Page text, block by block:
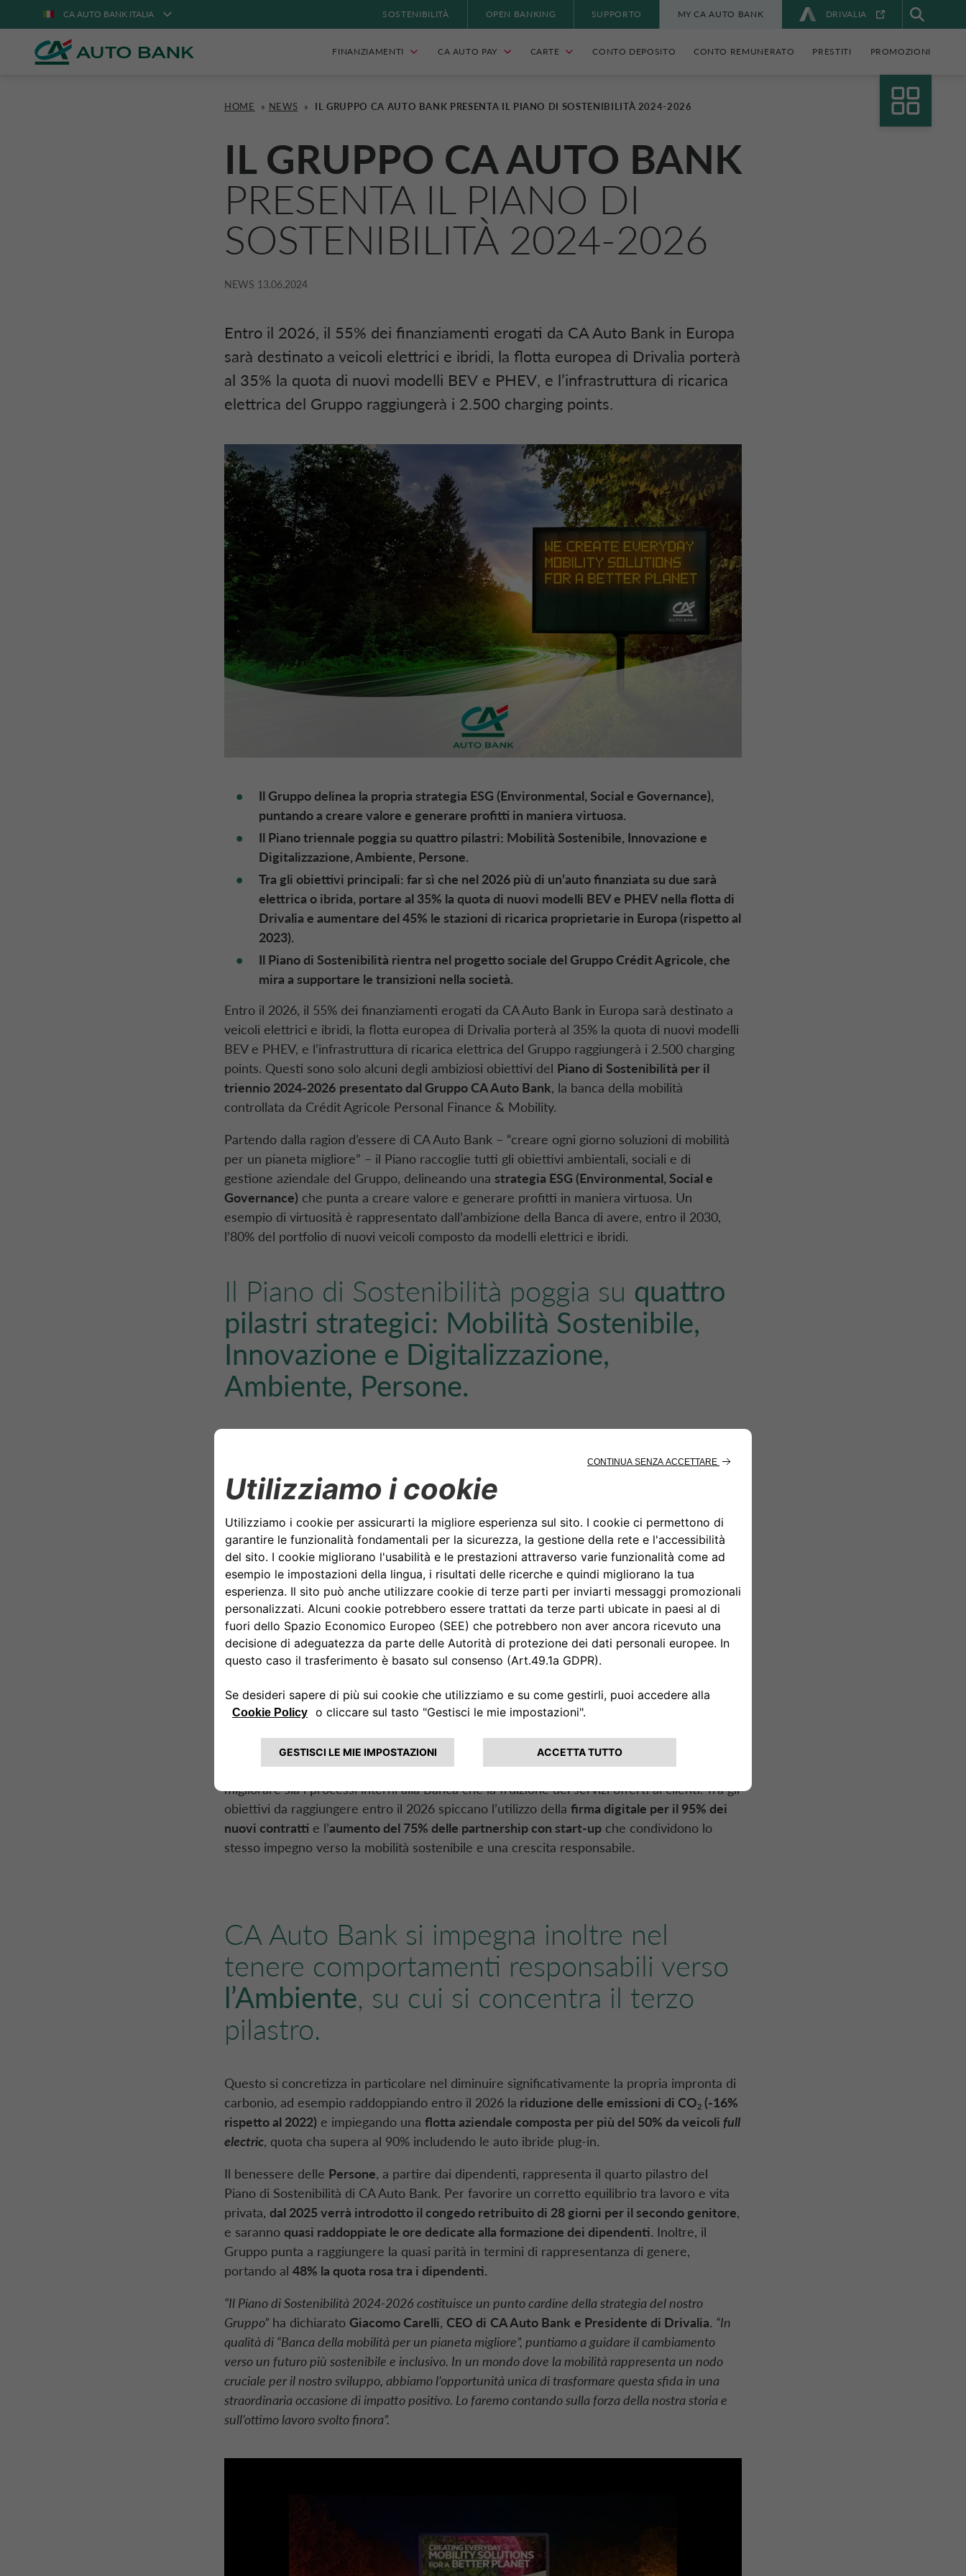
CA AUTO BANK ITALIA SOSTENIBILITÀ OPEN BANKING SUPPORTO MY CA AUTO BANK DRIVALIA
FINANZIAMENTI CA AUTO PAY CARTE CONTO DEPOSITO CONTO REMUNERATO PRESTITI PROMOZIONI
HOME » NEWS » IL GRUPPO CA AUTO BANK PRESENTA IL PIANO DI SOSTENIBILITÀ 2024-2026
IL GRUPPO CA AUTO BANK
PRESENTA IL PIANO DI
SOSTENIBILITÀ 2024-2026
NEWS 13.06.2024
Entro il 2026, il 55% dei finanziamenti erogati da CA Auto Bank in Europa
sarà destinato a veicoli elettrici e ibridi, la flotta europea di Drivalia porterà
al 35% la quota di nuovi modelli BEV e PHEV, e l’infrastruttura di ricarica
elettrica del Gruppo raggiungerà i 2.500 charging points.
Il Gruppo delinea la propria strategia ESG (Environmental, Social e Governance),
puntando a creare valore e generare profitti in maniera virtuosa.
Il Piano triennale poggia su quattro pilastri: Mobilità Sostenibile, Innovazione e
Digitalizzazione, Ambiente, Persone.
Tra gli obiettivi principali: far sì che nel 2026 più di un’auto finanziata su due sarà
elettrica o ibrida, portare al 35% la quota di nuovi modelli BEV e PHEV nella flotta di
Drivalia e aumentare del 45% le stazioni di ricarica proprietarie in Europa (rispetto al
2023).
Il Piano di Sostenibilità rientra nel progetto sociale del Gruppo Crédit Agricole, che
mira a supportare le transizioni nella società.
Entro il 2026, il 55% dei finanziamenti erogati da CA Auto Bank in Europa sarà destinato a
veicoli elettrici e ibridi, la flotta europea di Drivalia porterà al 35% la quota di nuovi modelli
BEV e PHEV, e l’infrastruttura di ricarica elettrica del Gruppo raggiungerà i 2.500 charging
points. Questi sono solo alcuni degli ambiziosi obiettivi del Piano di Sostenibilità per il
triennio 2024-2026 presentato dal GruppoCA Auto Bank, la banca della mobilità
controllata da Crédit Agricole Personal Finance & Mobility.
Partendo dalla ragion d’essere di CA Auto Bank – “creare ogni giorno soluzioni di mobilità
per un pianeta migliore” – il Piano raccoglie tutti gli obiettivi ambientali, sociali e di
gestione aziendale del Gruppo, delineando una strategia ESG (Environmental, Social e
Governance) che punta a creare valore e generare profitti in maniera virtuosa. Un
esempio di virtuosità è rappresentato dall’ambizione della Banca di avere, entro il 2030,
l’80% del portfolio di nuovi veicoli composto da modelli elettrici e ibridi.
Il Piano di Sostenibilità poggia su quattro
pilastri strategici: Mobilità Sostenibile,
Innovazione e Digitalizzazione,
Ambiente, Persone.
Auto Bank e Drivalia, la società di noleggio, leasing e mobilità del Gruppo, dovranno
conseguire entro il 2026.
Gruppo, allo scopo di realizzare una crescita responsabilee conseguire un profitto che
abbia un impatto ambientale e sociale positivo
, nel rispetto di tutti gli stakeholder: non
solo i dipendenti, i clienti e i fornitori, ma anche il territorio e la comunità.
Attraverso il primo pilastro, la Mobilità sostenibile, il Gruppo mira a rendere i veicoli
elettrici e ibridi alla portata di tutti, grazie alle soluzioni finanziarie della Banca e le formule
di mobilità di Drivalia. Entro il 2026,CA Auto Bank punta a far sì che più di un’auto
finanziata su due sarà elettrica o ibrida; in particolare, il 35% del nuovo finanziato sarà
costituirà il 35% della flotta di Drivalia ele stazioni di ricarica proprietarie in Europa
aumenteranno del 45% (rispettoal 2023). Il Gruppo contribuirà inoltre alla diffusione di una
cultura aziendale responsabile, rafforzando i requisiti ESG richiesti ai propri fornitori.
Il secondo pilastro è dedicato aInnovazione e Digitalizzazione, ambiti essenziali per
migliorare sia i processi interni alla Banca che la fruizione dei servizi offerti ai clienti. Tra gli
obiettivi da raggiungere entro il 2026 spiccano l’utilizzo della firma digitale per il 95% dei
nuovi contratti e l’aumento del 75% delle partnership con start-up che condividono lo
stesso impegno verso la mobilità sostenibile e una crescita responsabile.
CA Auto Bank si impegna inoltre nel
tenere comportamenti responsabili verso
l’Ambiente, su cui si concentra il terzo
pilastro.
Questo si concretizza in particolare nel diminuire significativamente la propria impronta di
carbonio, ad esempio raddoppiando entro il 2026 la riduzione delle emissioni di CO2 (-16%
rispetto al 2022) e impiegando una flotta aziendale composta per più del 50% da veicoli full
electric, quota cha supera al 90% includendo le auto ibride plug-in.
Il benessere delle Persone, a partire dai dipendenti, rappresenta il quarto pilastro del
Piano di Sostenibilità di CA Auto Bank. Per favorire un corretto equilibrio tra lavoro e vita
privata, dal 2025 verrà introdotto il congedo retribuito di 28 giorni per il secondo genitore,
e saranno quasi raddoppiate le ore dedicate alla formazione dei dipendenti. Inoltre, il
Gruppo punta a raggiungere la quasi parità in termini di rappresentanza di genere,
portando al 48% la quota rosa tra i dipendenti.
“Il Piano di Sostenibilità 2024-2026 costituisce un punto cardine della strategia del nostro
Gruppo” ha dichiarato Giacomo Carelli, CEO di CA Auto Bank e Presidente di Drivalia. “In
qualità di “Banca della mobilità per un pianeta migliore”, puntiamo a guidare il cambiamento
verso un futuro più sostenibile e inclusivo. In un mondo dove la mobilità rappresenta un nodo
cruciale per il nostro sviluppo, abbiamo l’opportunità unica di trasformare questa sfida in una
straordinaria occasione di impatto positivo. Lo faremo contando sulla forza della nostra storia e
sull’ottimo lavoro svolto finora”.